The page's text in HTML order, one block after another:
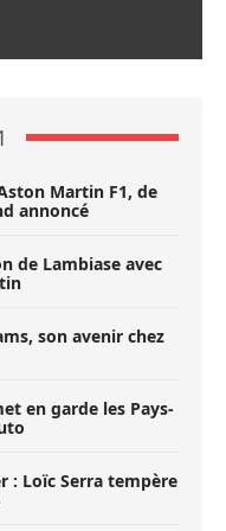
Martin F1, de
annoncé
de Lambiase avec
son avenir chez
en garde les Pays-
: Loïc Serra tempère